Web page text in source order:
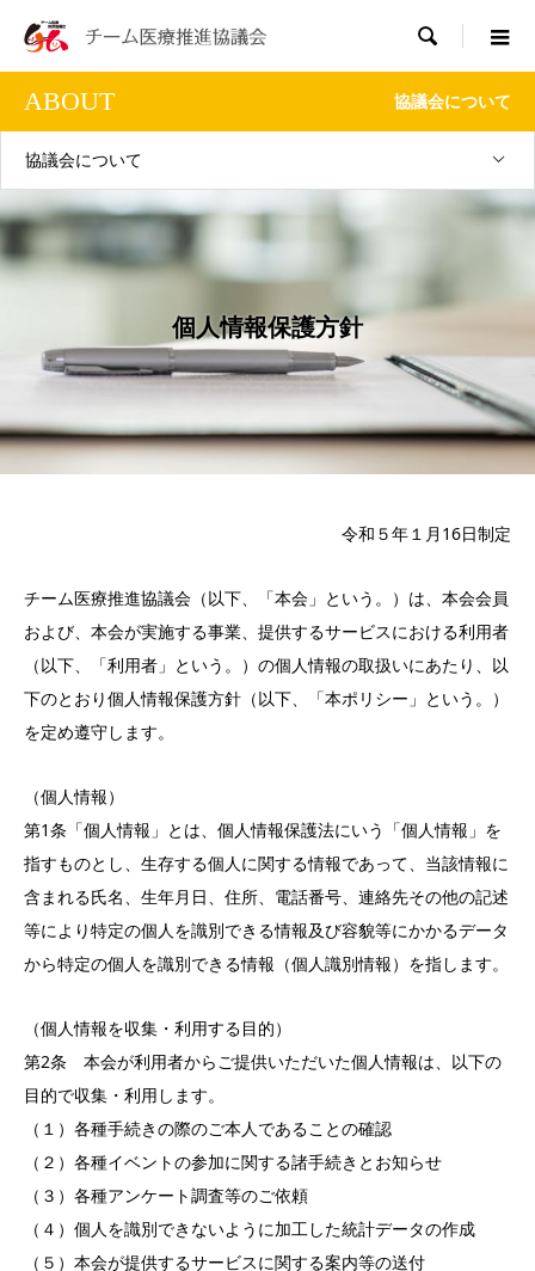

ABOUT 協議会について
協議会について
個人情報保護方針
令和５年１月16日制定
チーム医療推進協議会（以下、「本会」という。）は、本会会員
および、本会が実施する事業、提供するサービスにおける利用者
（以下、「利用者」という。）の個人情報の取扱いにあたり、以
下のとおり個人情報保護方針（以下、「本ポリシー」という。）
を定め遵守します。
（個人情報）
第1条「個人情報」とは、個人情報保護法にいう「個人情報」を
指すものとし、生存する個人に関する情報であって、当該情報に
含まれる氏名、生年月日、住所、電話番号、連絡先その他の記述
等により特定の個人を識別できる情報及び容貌等にかかるデータ
から特定の個人を識別できる情報（個人識別情報）を指します。
（個人情報を収集・利用する目的）
第2条 本会が利用者からご提供いただいた個人情報は、以下の
目的で収集・利用します。
（１）各種手続きの際のご本人であることの確認
（２）各種イベントの参加に関する諸手続きとお知らせ
（３）各種アンケート調査等のご依頼
（４）個人を識別できないように加工した統計データの作成
（５）本会が提供するサービスに関する案内等の送付